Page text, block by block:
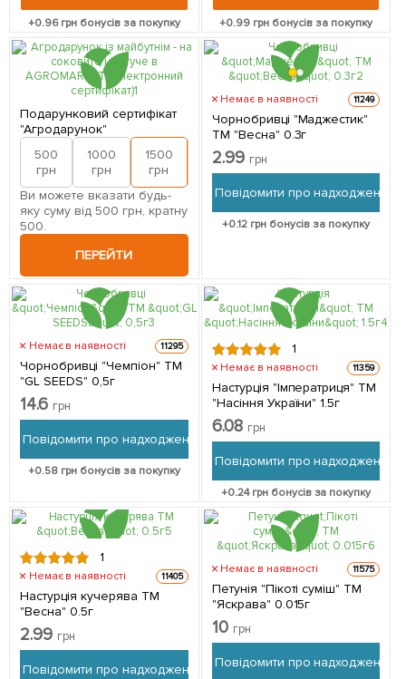
+0.96грн бонусів за покупку +0.99 грн бонусів за покупку
Подарунковий сертифікат
"Агродарунок"
500
грн
1000
грн
1500
грн
2000
грн
Ви можете вказати будь-
яку суму від 500 грн, кратну
500.
ПЕРЕЙТИ
Немає в наявності 11249
Чорнобривці "Маджестик"
ТМ "Весна" 0.3г
2.99 грн
Повідомити про надходження
+0.12 грн бонусів за покупку
Немає в наявності 11295
Чорнобривці "Чемпіон" ТМ
"GL SEEDS" 0,5г
14.6 грн
Повідомити про надходження
+0.58 грн бонусів за покупку
1
Немає в наявності 11359
Настурція "Імператриця" ТМ
"Насіння України" 1.5г
6.08 грн
Повідомити про надходження
+0.24грн бонусів за покупку
1
Немає в наявності 11405
Настурція кучерява ТМ
"Весна" 0.5г
2.99 грн
Повідомити про надходження
Немає в наявності 11575
Петунія "Пікоті суміш" ТМ
"Яскрава" 0.015г
10 грн
Повідомити про надходження